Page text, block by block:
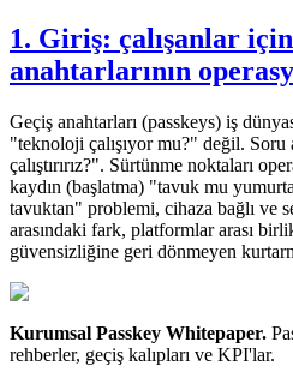
1. Giriş: çalışanlar
anahtarlarının
Geçiş anahtarları (passkeys) iş
"teknoloji çalışıyor mu?" değil. Soru
çalıştırırız?". Sürtünme noktaları
kaydın (başlatma) "tavuk mu
tavuktan" problemi, cihaza bağlı ve
arasındaki fark, platformlar arası
güvensizliğine geri dönmeyen
Kurumsal Passkey Whitepaper.
rehberler, geçiş kalıpları ve KPI'lar.